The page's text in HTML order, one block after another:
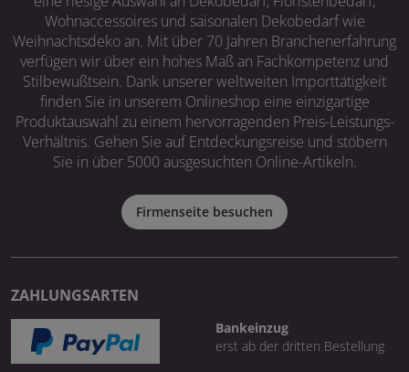
Wohnaccessoires und saisonalen Dekobedarf wie
Weihnachtsdeko an. Mit über 70 Jahren Branchenerfahrung
verfügen wir über ein hohes Maß an Fachkompetenz und
Stilbewußtsein. Dank unserer weltweiten Importtätigkeit
finden Sie in unserem Onlineshop eine einzigartige
Produktauswahl zu einem hervorragenden Preis-Leistungs-
Verhältnis. Gehen Sie auf Entdeckungsreise und stöbern
Sie in über 5000 ausgesuchten Online-Artikeln.
Firmenseite besuchen
ZAHLUNGSARTEN
Bankeinzug
erst ab der dritten Bestellung